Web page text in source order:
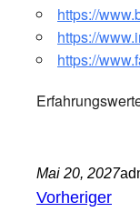
https://
https://
https://
Mai 20, 2027
Vorheriger